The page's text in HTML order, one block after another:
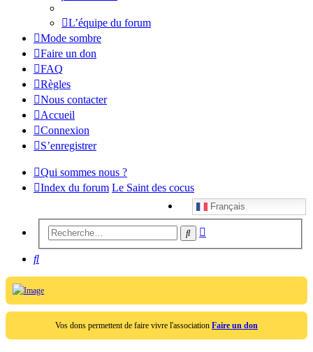
L’équipe du forum
Mode sombre
Faire un don
FAQ
Règles
Nous contacter
Accueil
Connexion
S’enregistrer
Qui sommes nous ?
Index du forum Le Saint des cocus
Français
Rechercher
Rechercher
Vos dons permettent de faire vivre l'association Faire un don